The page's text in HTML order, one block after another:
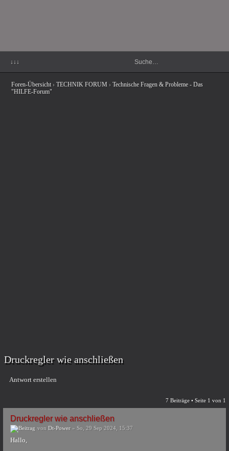
↓↓↓
Foren-Übersicht › TECHNIK FORUM › Technische Fragen & Probleme - Das
"HILFE-Forum"
Druckregler wie anschließen
Antwort erstellen
7 Beiträge • Seite 1 von 1
Druckregler wie anschließen
von Dt-Power » So, 29 Sep 2024, 15:37
Hallo,